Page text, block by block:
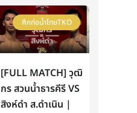
ศึกท่อน้ำไทยTKO
[FULL MATCH] วุฒิ
กร สวนน้ำธารคีรี VS
สิงห์ดำ ส.ดำเนิน |